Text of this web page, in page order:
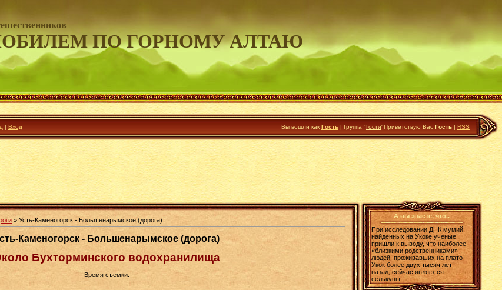
ПО ГОРНОМУ АЛТАЮ
| Вход Вы вошли как Гость | Группа "Гости"Приветствую Вас Гость | RSS
» Усть-Каменогорск - Большенарымское (дорога)
Каменогорск - Большенарымское (дорога)
Бухторминского водохранилища
Время съемки:
А вы знаете, что..
При исследовании ДНК мумий,
найденных на Укоке ученые
пришли к выводу, что наиболее
«близкими родственниками»
людей, проживавших на плато
Укок более двух тысяч лет
назад, сейчас являются
селькупы